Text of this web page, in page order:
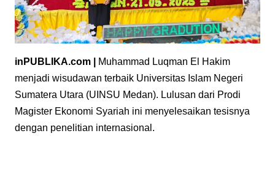
inPUBLIKA.com |
Muhammad Luqman El Hakim
menjadi wisudawan terbaik Universitas Islam Negeri
Sumatera Utara (UINSU Medan). Lulusan dari Prodi
Magister Ekonomi Syariah ini menyelesaikan tesisnya
dengan penelitian internasional.